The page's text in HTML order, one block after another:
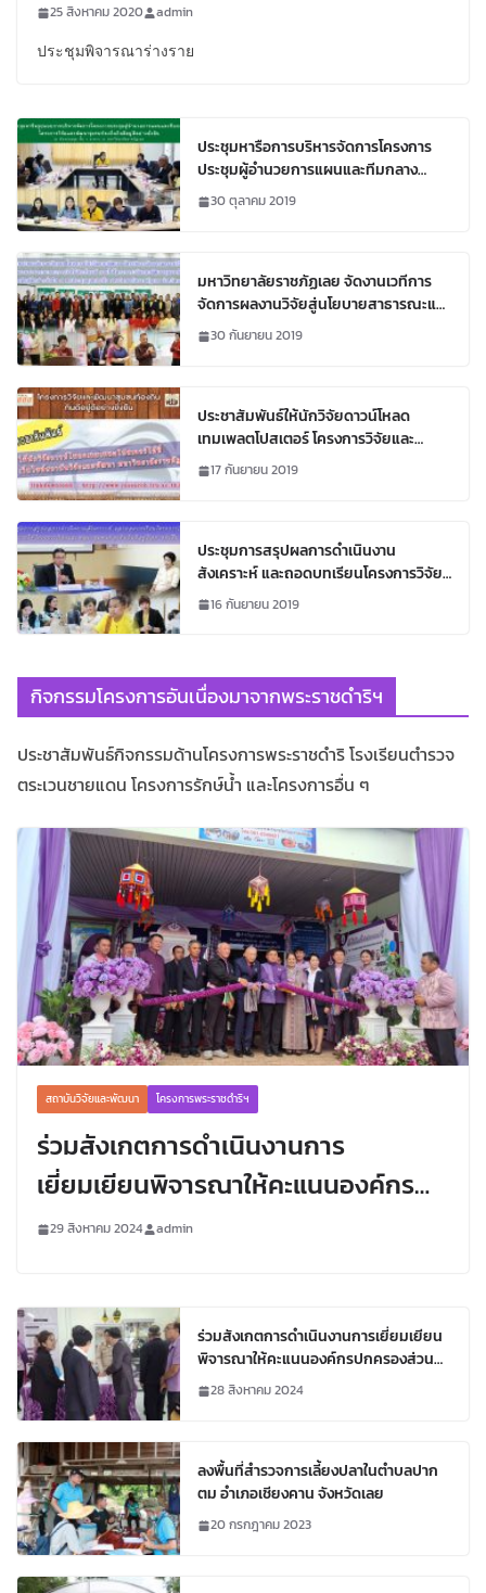
25 สิงหาคม 2020 admin
ประชุมพิจารณาร่างราย
ประชุมหารือการบริหารจัดการโครงการ
ประชุมผู้อำนวยการแผนและทีมกลาง
โครงการวิจัยและพัฒนาชุมชนท้องถิ่นกิน
ดีอยู่ดีอย่างยั่งยืน
30 ตุลาคม 2019
มหาวิทยาลัยราชภัฏเลย จัดงานเวทีการ
จัดการผลงานวิจัยสู่นโยบายสาธารณะและ
การนำใช้ประโยชน์
30 กันยายน 2019
ประชาสัมพันธ์ให้นักวิจัยดาวน์โหลด
เทมเพลตโปสเตอร์ โครงการวิจัยและ
พัฒนาชุมชนท้องถิ่นกินดีอยู่ดีอย่างยั่งยืน
17 กันยายน 2019
ประชุมการสรุปผลการดำเนินงาน
สังเคราะห์ และถอดบทเรียนโครงการวิจัย
ภายใต้โครงการวิจัยและพัฒนาชุมชนท้อง
16 กันยายน 2019
กิจกรรมโครงการอันเนื่องมาจากพระราชดำริฯ
ประชาสัมพันธ์กิจกรรมด้านโครงการพระราชดำริ โรงเรียนตำรวจ
ตระเวนชายแดน โครงการรักษ์น้ำ และโครงการอื่น ๆ
สถาบันวิจัยและพัฒนา โครงการพระราชดำริฯ
ร่วมสังเกตการดำเนินงานการ
เยี่ยมเยียนพิจารณาให้คะแนนองค์กร
ปกครองส่วนท้องถิ่น เพื่อขอรับ
งานฐานทรัพยากรท้องถิ่น
29 สิงหาคม 2024 admin
ร่วมสังเกตการดำเนินงานการเยี่ยมเยียน
พิจารณาให้คะแนนองค์กรปกครองส่วน
ท้องถิ่น เพื่อขอรับพระราชทานป้ายสนอง
28 สิงหาคม 2024
ลงพื้นที่สำรวจการเลี้ยงปลาในตำบลปาก
ตม อำเภอเชียงคาน จังหวัดเลย
20 กรกฎาคม 2023